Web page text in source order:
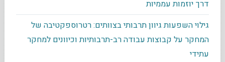
דרך יוזמות עממיות
גילוי השפעות גיוון תרבותי בצוותים: רטרוספקטיבה של
המחקר על קבוצות עבודה רב-תרבותיות וכיוונים למחקר
עתידי